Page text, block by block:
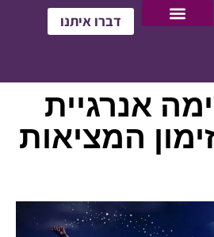
דברו איתנו
אנרגיית
המציאות